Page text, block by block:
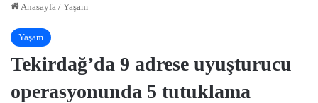
Anasayfa / Yaşam
Yaşam
Tekirdağ’da 9 adrese uyuşturucu
operasyonunda 5 tutuklama